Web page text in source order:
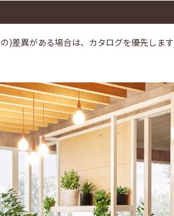
)差異がある場合は、カタログを優先します